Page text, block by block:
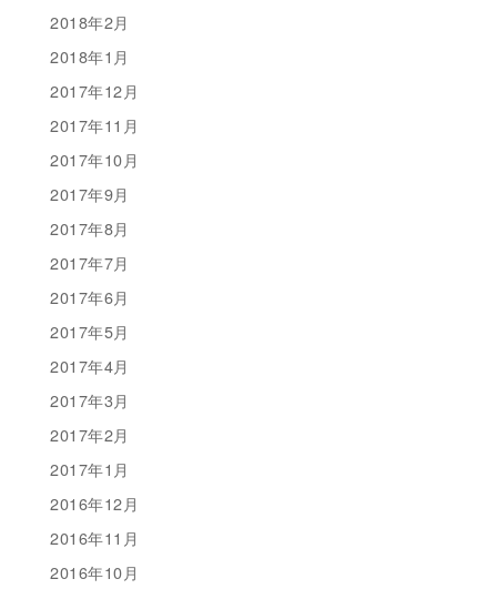
2018年2月
2018年1月
2017年12月
2017年11月
2017年10月
2017年9月
2017年8月
2017年7月
2017年6月
2017年5月
2017年4月
2017年3月
2017年2月
2017年1月
2016年12月
2016年11月
2016年10月